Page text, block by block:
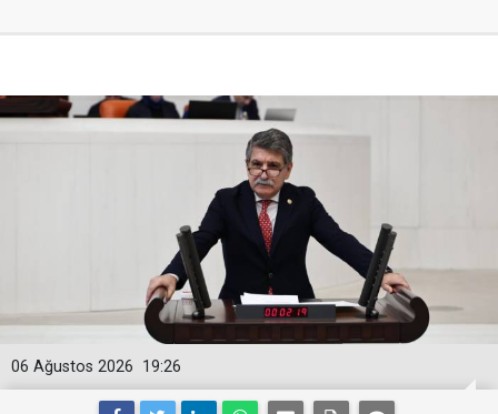
19:26
06 Ağustos 2026